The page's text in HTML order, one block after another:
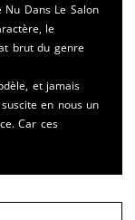
Nu Dans Le Salon
le
brut du genre
et jamais
en nous un
Car ces